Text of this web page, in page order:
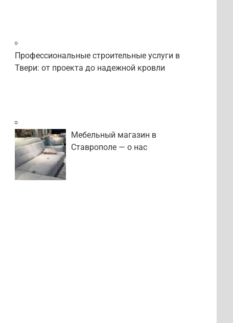
Профессиональные строительные услуги в
Твери: от проекта до надежной кровли
Мебельный магазин в
Ставрополе — о нас